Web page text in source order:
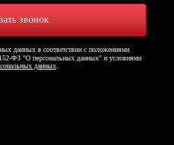
данных в соответствии с положениями
ФЗ "О персональных данных" и условиями
данных.